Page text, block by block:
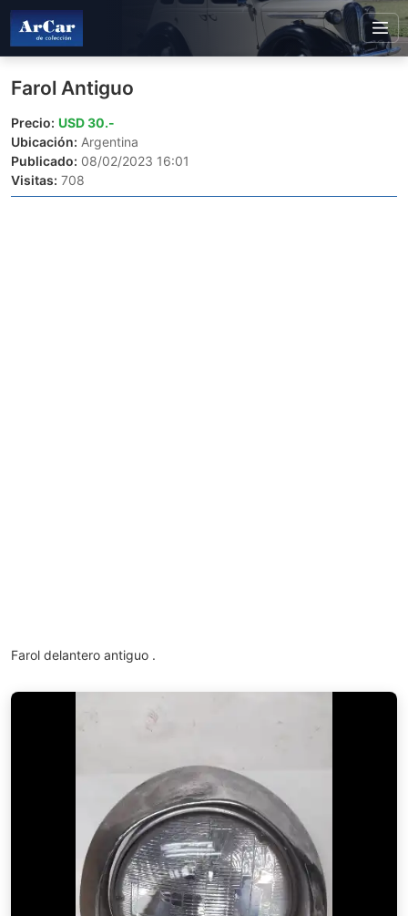
Farol Antiguo
Precio: USD 30.-
Ubicación: Argentina
Publicado: 08/02/2023 16:01
Visitas: 708
Farol delantero antiguo .